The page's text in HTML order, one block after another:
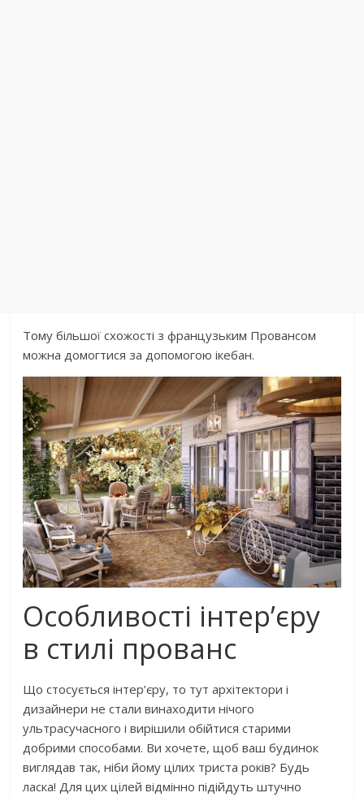
Тому більшої схожості з французьким Провансом
можна домогтися за допомогою ікебан.
Особливості інтер’єру
в стилі прованс
Що стосується інтер’єру, то тут архітектори і
дизайнери не стали винаходити нічого
ультрасучасного і вирішили обійтися старими
добрими способами. Ви хочете, щоб ваш будинок
виглядав так, ніби йому цілих триста років? Будь
ласка! Для цих цілей відмінно підійдуть штучно